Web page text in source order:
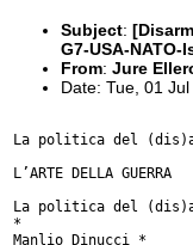
Informativa sulla
Richieste di
Subject:
G7-USA-
From: Jure
Date: Tue, 01
La politica del
L’ARTE DELLA GUERRA
La politica del
*
Manlio Dinucci *